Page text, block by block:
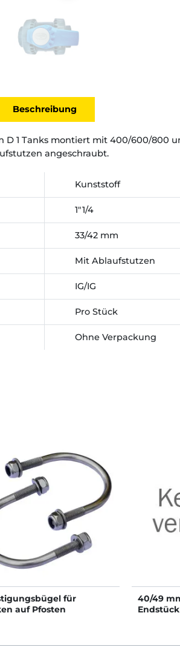
Beschreibung
1 Tanks montiert mit 400/600/800
angeschraubt.
Kunststoff
1"1/4
33/42 mm
Mit Ablaufstutzen
IG/IG
Pro Stück
Ohne Verpackung
für
auf Pfosten
40/49
Endstück